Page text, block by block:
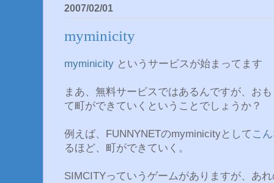
2007/02/01
myminicity
myminicity というサービスが始まってます
まあ、無料サービスではあるんですが、お
て町ができていくということでしょうか？
例えば、FUNNYNETのmyminicityとして こ
るほど、町ができていく。
SIMCITYっていうゲームがありますが、あ